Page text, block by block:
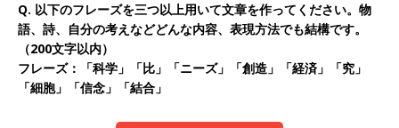
50％以上の製品保有!! ｜ 一眼レフ大手メーカー
部品製造メーカー ｜ 賞与前年度実績6.5ヵ月・平
Q. 以下のフレーズを三つ以上用いて文章を作ってください。物
語、詩、自分の考えなどどんな内容、表現方法でも結構です。
（200文字以内）
フレーズ：「科学」「比」「ニーズ」「創造」「経済」「究」
「細胞」「信念」「結合」